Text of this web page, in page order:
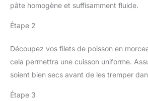
pâte homogène et suffisamment fluide.
Étape 2
Découpez vos filets de poisson en
cela permettra une cuisson uniforme.
soient bien secs avant de les tremper
Étape 3